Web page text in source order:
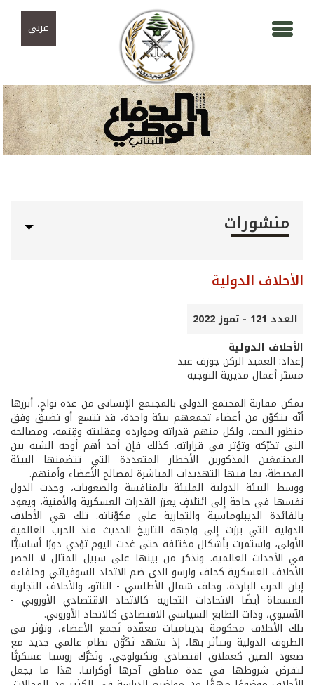
عربي
منشورات
الأحلاف الدولية
العدد 121 - تموز 2022
الأحلاف الدولية
إعداد: العميد الركن جوزف عيد
مسيّر أعمال مديرية التوجيه
يمكن مقارنة المجتمع الدولي بالمجتمع الإنساني من عدة نواحٍ، أبرزها
أنّه يتكوّن من أعضاء تجمعهم بيئة واحدة، قد تتسع أو تضيق وفق
منظور البحث، ولكل منهم قدراته وموارده وعقليته وقِيَمه، ومصالحه
التي تحرّكه وتؤثر في قراراته. كذلك فإن أحد أهم أوجه الشبه بين
المجتمعَين المذكورين الأخطار المتعددة التي تتضمنها البيئة
المحيطة، بما فيها التهديدات المباشرة لمصالح الأعضاء وأمنهم.
ووسط البيئة الدولية المليئة بالمنافسة والصعوبات، وجدت الدول
نفسها في حاجة إلى ائتلافٍ يعزز القدرات العسكرية والأمنية، ويعود
بالفائدة الديبلوماسية والتجارية على مكوّناته. تلك هي الأحلاف
الدولية التي برزت إلى واجهة التاريخ الحديث منذ الحرب العالمية
الأولى، واستمرت بأشكال مختلفة حتى غدت اليوم تؤدي دورًا أساسيًّا
في الأحداث العالمية. ونذكر من بينها على سبيل المثال لا الحصر
الأحلاف العسكرية كحلف وارسو الذي ضم الاتحاد السوفياتي وحلفاءه
إبان الحرب الباردة، وحلف شمال الأطلسي - الناتو، والأحلاف التجارية
المسماة أيضًا الاتحادات التجارية كالاتحاد الاقتصادي الأوروبي -
الآسيوي، وذات الطابع السياسي الاقتصادي كالاتحاد الأوروبي.
تلك الأحلاف محكومة بديناميات معقّدة تَجمع الأعضاء، وتؤثر في
الظروف الدولية وتتأثر بها، إذ نشهد تَكَوُّن نظام عالمي جديد مع
صعود الصين كعملاق اقتصادي وتكنولوجي، وتَحَرُّك روسيا عسكريًّا
لتفرض شروطها في عدة مناطق آخرها أوكرانيا. هذا ما يجعل